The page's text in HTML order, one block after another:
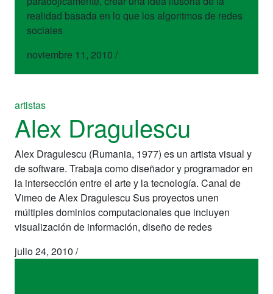
realidad basada en lo que los algoritmos de redes
sociales
noviembre 11, 2010 /
artistas
Alex Dragulescu
Alex Dragulescu (Rumania, 1977) es un artista visual y
de software. Trabaja como diseñador y programador en
la intersección entre el arte y la tecnología. Canal de
Vimeo de Alex Dragulescu Sus proyectos unen
múltiples dominios computacionales que incluyen
visualización de información, diseño de redes
julio 24, 2010 /